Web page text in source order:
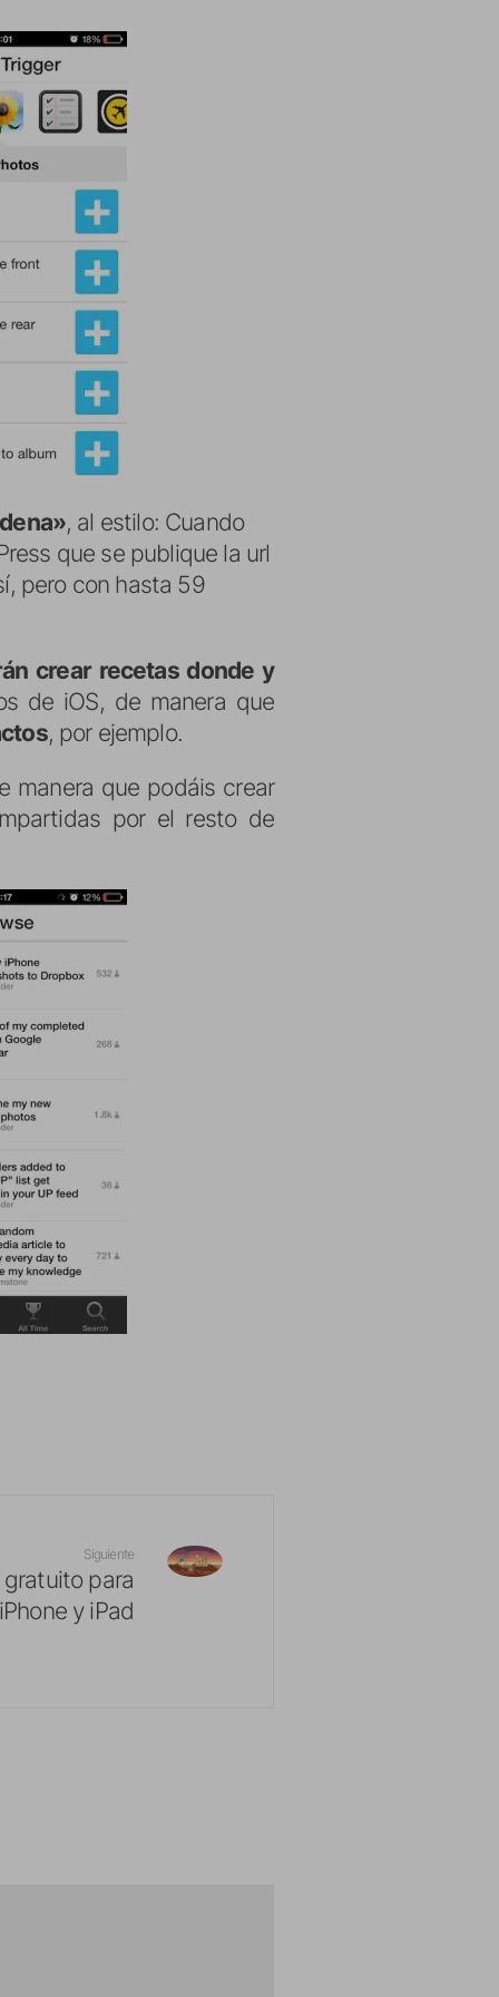
, al estilo: Cuando
que se publique la url
pero con hasta 59
crear recetas donde y
de iOS, de manera que
, por ejemplo.
manera que podáis crear
por el resto de
Siguiente
para
iPhone y iPad